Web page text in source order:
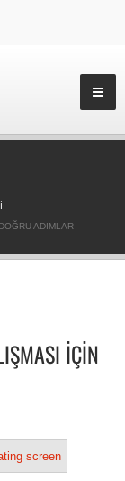
ADIMLAR
IÇIN